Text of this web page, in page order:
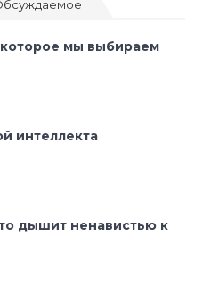
мы выбираем
интеллекта
дышит ненавистью к